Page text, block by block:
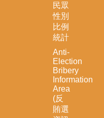
民眾
性別
比例
統計
Anti-
Election
Bribery
Information
Area
(反
賄選